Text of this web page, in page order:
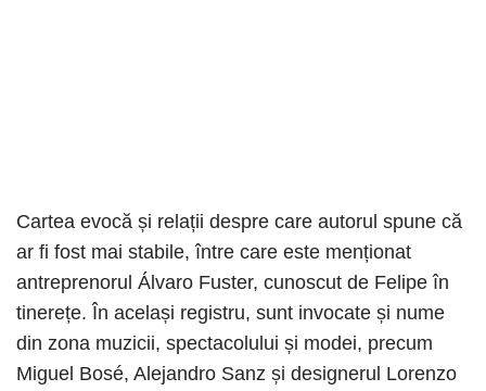
Cartea evocă și relații despre care autorul spune că
ar fi fost mai stabile, între care este menționat
antreprenorul Álvaro Fuster, cunoscut de Felipe în
tinerețe. În același registru, sunt invocate și nume
din zona muzicii, spectacolului și modei, precum
Miguel Bosé, Alejandro Sanz și designerul Lorenzo